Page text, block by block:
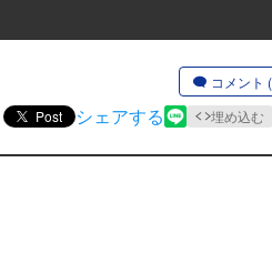
コメント
Post シェアする 埋め込む